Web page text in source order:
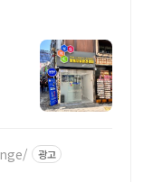
광고